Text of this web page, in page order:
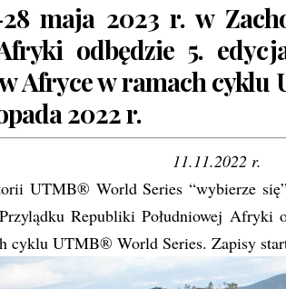
maja 2023 r. w
odbędzie 5.
Afryce w ramach cyklu
2022 r.
11.11.2022 r.
UTMB® World Series “wybierze
Republiki Południowej Afryki
cyklu UTMB® World Series. Zapisy